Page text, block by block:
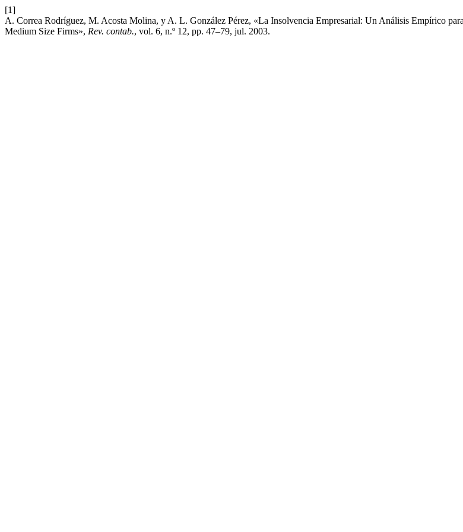
[1]
A. Correa Rodríguez, M. Acosta Molina, y A. L. González Pérez, «La Insolvencia Empresarial: Un Análisis Empírico
Medium Size Firms», Rev. contab., vol. 6, n.º 12, pp. 47–79, jul. 2003.